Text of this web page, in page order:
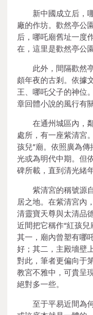
新中國成立后，
廠的作坊。歡然亭公
后，哪吒廟舊址一度
在，這里是歡然亭公
此外，間隔歡然
頗年夜的古剎。依據
王、哪吒父子的神位
章回體小說的風行有關
在通州城區內，
處所，有一座紫清宮
孩兒”廟。依照廣為
光或為明代中期。但
碑所載，直到清光緒
紫清宮的稱號源
居之地。在紫清宮內
清靈寶天尊與太清品
近間把它稱作“紅孩兒
其一，廟內曾塑有哪
好；其二，主殿墻壁
對此，筆者更偏向于
教宮不雅中，可貴呈
絕對多一些。
至于平易近間為